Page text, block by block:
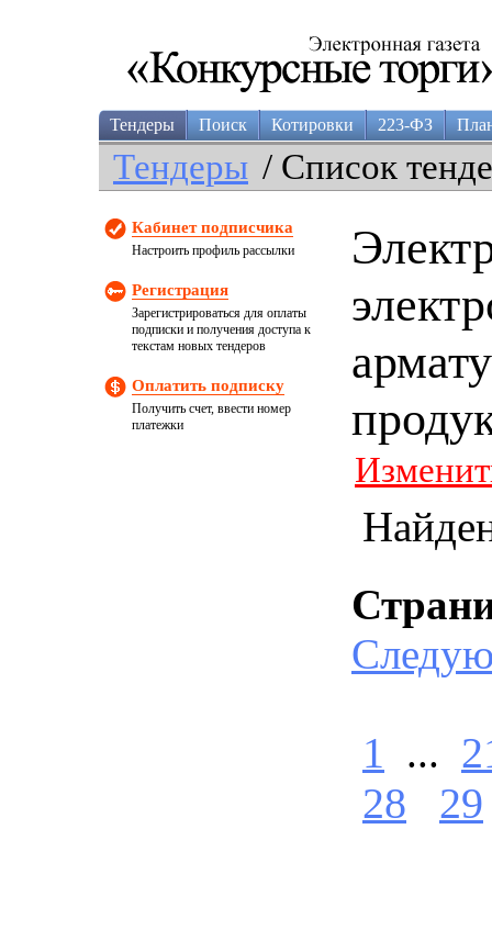
Тендеры Поиск Котировки 223-ФЗ
Тендеры / Список
Кабинет подписчика
Настроить профиль рассылки
Регистрация
Зарегистрироваться для оплаты
подписки и получения доступа к
текстам новых тендеров
Оплатить подписку
Получить счет, ввести номер
платежки
1 ...
28
29